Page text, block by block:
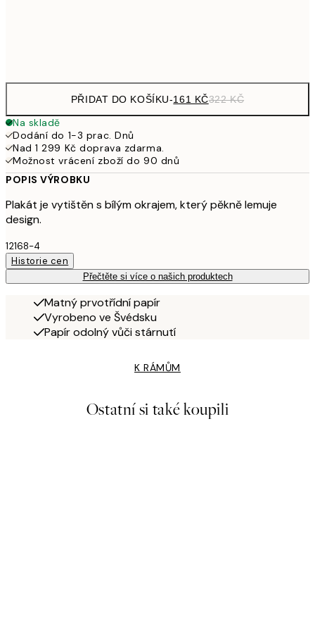
PŘIDAT DO KOŠÍKU-161 KČ322 KČ
Na skladě
Dodání do 1-3 prac. Dnů
Nad 1 299 Kč doprava zdarma.
Možnost vrácení zboží do 90 dnů
POPIS VÝROBKU
Plakát je vytištěn s bílým okrajem, který pěkně lemuje
design.
12168-4
Historie cen
Přečtěte si více o našich produktech
Matný prvotřídní papír
Vyrobeno ve Švédsku
Papír odolný vůči stárnutí
K RÁMŮM
Ostatní si také koupili